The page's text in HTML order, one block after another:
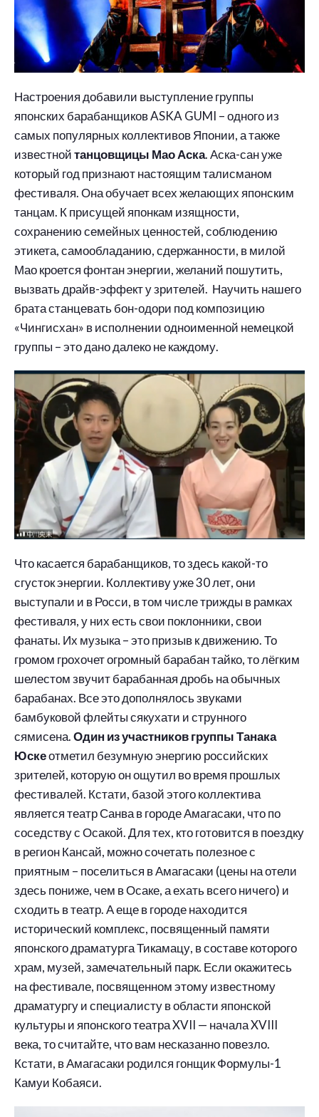
Настроения добавили выступление группы
японских барабанщиков ASKA GUMI – одного из
самых популярных коллективов Японии, а также
известнойтанцовщицы Мао Аска. Аска-сан уже
который год признают настоящим талисманом
фестиваля. Она обучает всех желающих японским
танцам. К присущей японкам изящности,
сохранению семейных ценностей, соблюдению
этикета, самообладанию, сдержанности, в милой
Мао кроется фонтан энергии, желаний пошутить,
вызвать драйв-эффект у зрителей. Научить нашего
брата станцевать бон-одори под композицию
«Чингисхан» в исполнении одноименной немецкой
группы – это дано далеко не каждому.
Что касается барабанщиков, то здесь какой-то
сгусток энергии. Коллективу уже 30 лет, они
выступали и в Росси, в том числе трижды в рамках
фестиваля, у них есть свои поклонники, свои
фанаты. Их музыка – это призыв к движению. То
громом грохочет огромный барабан тайко, то лёгким
шелестом звучит барабанная дробь на обычных
барабанах. Все это дополнялось звуками
бамбуковой флейты сякухати и струнного
сямисена.Один из участников группы Танака
Юскеотметил безумную энергию российских
зрителей, которую он ощутил во время прошлых
фестивалей. Кстати, базой этого коллектива
является театр Санва в городе Амагасаки, что по
соседству с Осакой. Для тех, кто готовится в поездку
в регион Кансай, можно сочетать полезное с
приятным – поселиться в Амагасаки (цены на отели
здесь пониже, чем в Осаке, а ехать всего ничего) и
сходить в театр. А еще в городе находится
исторический комплекс, посвященный памяти
японского драматурга Тикамацу, в составе которого
храм, музей, замечательный парк. Если окажитесь
на фестивале, посвященном этому известному
драматургу и специалисту в области японской
культуры и японского театра XVII — начала XVIII
века, то считайте, что вам несказанно повезло.
Кстати, в Амагасаки родился гонщик Формулы-1
Камуи Кобаяси.